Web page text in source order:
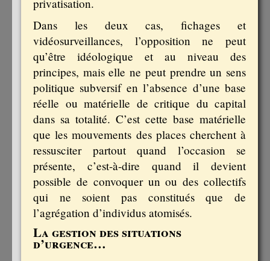
privatisation.
Dans les deux cas, fichages et
vidéosurveillances, l’opposition ne peut
qu’être idéologique et au niveau des
principes, mais elle ne peut prendre un sens
politique subversif en l’absence d’une base
réelle ou matérielle de critique du capital
dans sa totalité. C’est cette base matérielle
que les mouvements des places cherchent à
ressusciter partout quand l’occasion se
présente, c’est-à-dire quand il devient
possible de convoquer un ou des collectifs
qui ne soient pas constitués que de
l’agrégation d’individus atomisés.
La gestion des situations
d’urgence…